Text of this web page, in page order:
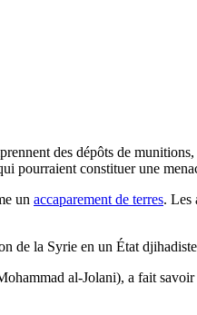
des dépôts de
pourraient constituer une
un accaparement de terres. Les
de la Syrie en un État
al-Jolani), a fait savoir